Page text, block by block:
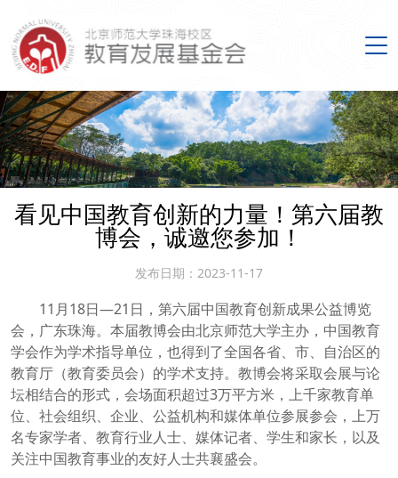
搜索
首页
优师计划
募款项目
看见中国教育创新的力量！第六届教
博会，诚邀您参加！
发布日期：2023-11-17
11月18日—21日，第六届中国教育创新成果公益博览
会，广东珠海。本届教博会由北京师范大学主办，中国教育
学会作为学术指导单位，也得到了全国各省、市、自治区的
教育厅（教育委员会）的学术支持。教博会将采取会展与论
坛相结合的形式，会场面积超过3万平方米，上千家教育单
位、社会组织、企业、公益机构和媒体单位参展参会，上万
名专家学者、教育行业人士、媒体记者、学生和家长，以及
关注中国教育事业的友好人士共襄盛会。